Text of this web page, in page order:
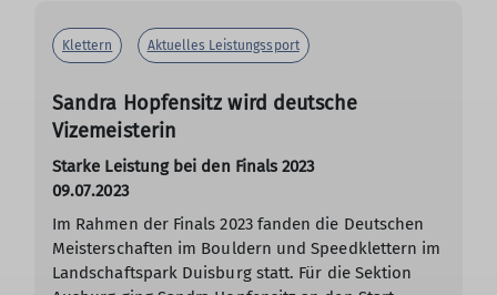
Klettern Aktuelles Leistungssport
Sandra Hopfensitz wird deutsche
Vizemeisterin
Starke Leistung bei den Finals 2023
09.07.2023
Im Rahmen der Finals 2023 fanden die Deutschen
Meisterschaften im Bouldern und Speedklettern im
Landschaftspark Duisburg statt. Für die Sektion